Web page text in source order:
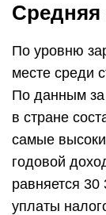
Средняя
По уровню
месте среди
По данным за
в стране
самые
годовой
равняется
уплаты